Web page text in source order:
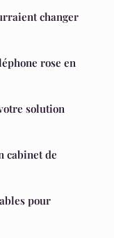
changer
rose en
solution
cabinet de
pour